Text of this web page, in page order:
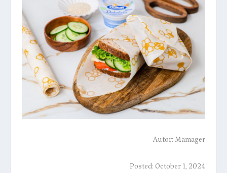
Autor: Mamager
Posted: October 1, 2024